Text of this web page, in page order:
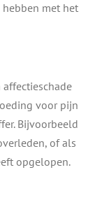
met het
voor pijn
Bijvoorbeeld
of als
opgelopen.